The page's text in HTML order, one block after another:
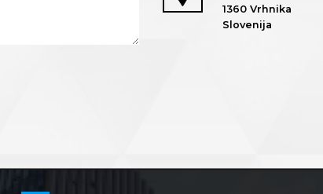
1360 Vrhnika
Slovenija